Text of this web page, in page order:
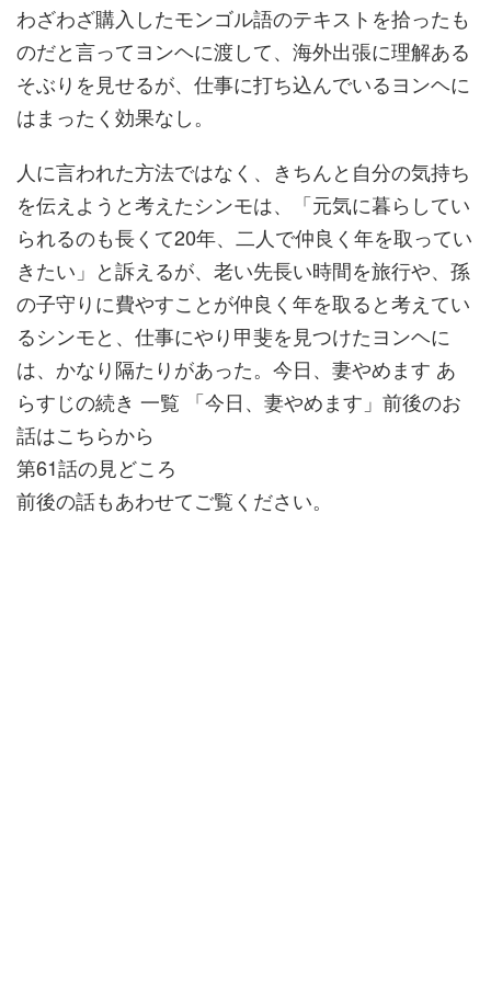
わざわざ購入したモンゴル語のテキストを拾ったも
のだと言ってヨンヘに渡して、海外出張に理解ある
そぶりを見せるが、仕事に打ち込んでいるヨンヘに
はまったく効果なし。
人に言われた方法ではなく、きちんと自分の気持ち
を伝えようと考えたシンモは、「元気に暮らしてい
られるのも長くて20年、二人で仲良く年を取ってい
きたい」と訴えるが、老い先長い時間を旅行や、孫
の子守りに費やすことが仲良く年を取ると考えてい
るシンモと、仕事にやり甲斐を見つけたヨンヘに
は、かなり隔たりがあった。今日、妻やめます あ
らすじの続き 一覧 「今日、妻やめます」前後のお
話はこちらから
第61話の見どころ
前後の話もあわせてご覧ください。